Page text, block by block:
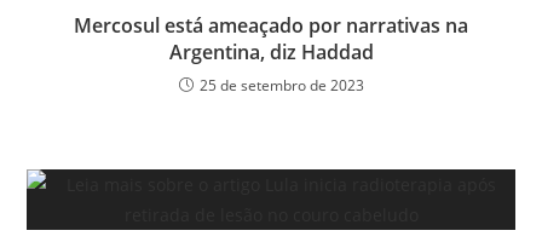
Mercosul está ameaçado por narrativas na
Argentina, diz Haddad
25 de setembro de 2023